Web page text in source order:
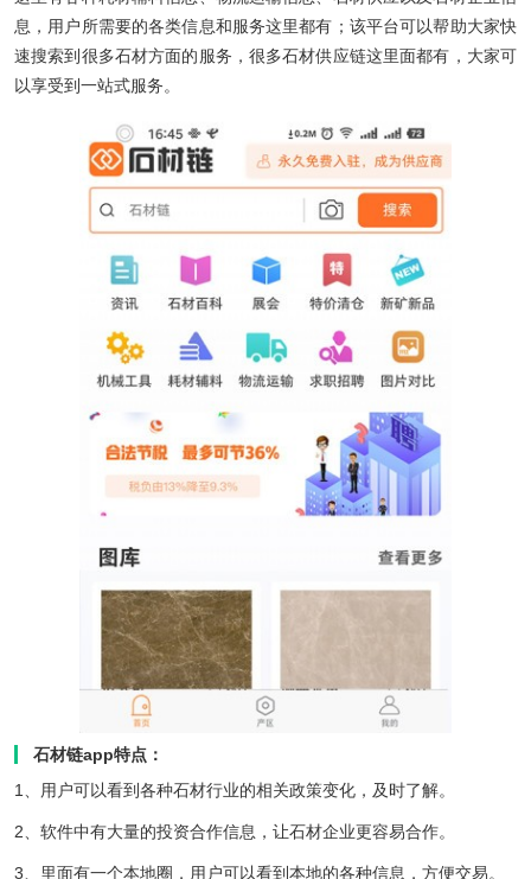
息，用户所需要的各类信息和服务这里都有；该平台可以帮助大家快
速搜索到很多石材方面的服务，很多石材供应链这里面都有，大家可
以享受到一站式服务。
石材链app特点：
1、用户可以看到各种石材行业的相关政策变化，及时了解。
2、软件中有大量的投资合作信息，让石材企业更容易合作。
3、里面有一个本地圈，用户可以看到本地的各种信息，方便交易。